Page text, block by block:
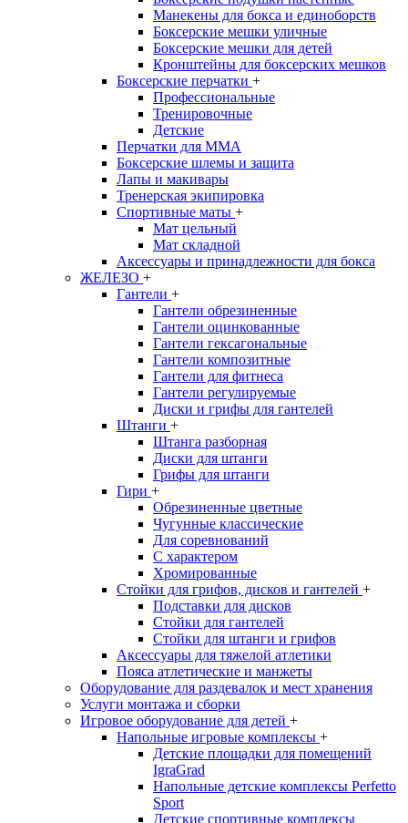
Манекены для бокса и единоборств
Боксерские мешки уличные
Боксерские мешки для детей
Кронштейны для боксерских мешков
Боксерские перчатки +
Профессиональные
Тренировочные
Детские
Перчатки для MMA
Боксерские шлемы и защита
Лапы и макивары
Тренерская экипировка
Спортивные маты +
Мат цельный
Мат складной
Аксессуары и принадлежности для бокса
ЖЕЛЕЗО +
Гантели +
Гантели обрезиненные
Гантели оцинкованные
Гантели гексагональные
Гантели композитные
Гантели для фитнеса
Гантели регулируемые
Диски и грифы для гантелей
Штанги +
Штанга разборная
Диски для штанги
Грифы для штанги
Гири +
Обрезиненные цветные
Чугунные классические
Для соревнований
С характером
Хромированные
Стойки для грифов, дисков и гантелей +
Подставки для дисков
Стойки для гантелей
Стойки для штанги и грифов
Аксессуары для тяжелой атлетики
Пояса атлетические и манжеты
Оборудование для раздевалок и мест хранения
Услуги монтажа и сборки
Игровое оборудование для детей +
Напольные игровые комплексы +
Детские площадки для помещений
IgraGrad
Напольные детские комплексы Perfetto
Sport
Детские спортивные комплексы